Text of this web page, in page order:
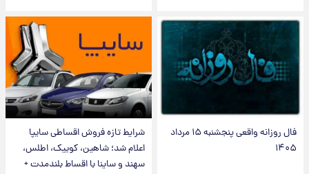
فال روزانه واقعی پنجشنبه ۱۵ مرداد
۱۴۰۵
شرایط تازه فروش اقساطی سایپا
اعلام شد؛ شاهین، کوییک، اطلس،
سهند و ساینا با اقساط بلندمدت +